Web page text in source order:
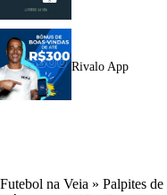
Rivalo App
Futebol na Veia » Palpites